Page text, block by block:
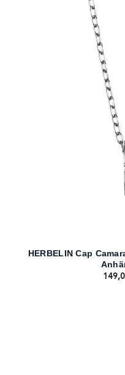
HERBELIN Cap